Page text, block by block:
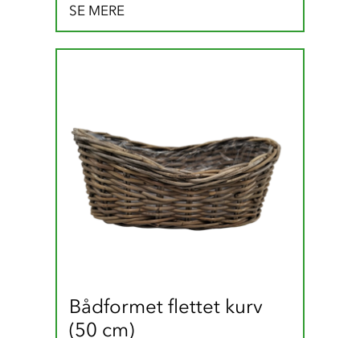
SE MERE
Bådformet flettet kurv
(50 cm)